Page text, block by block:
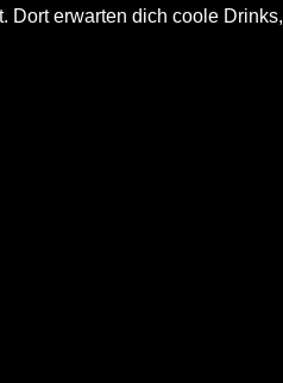
Dort erwarten dich coole Drinks,